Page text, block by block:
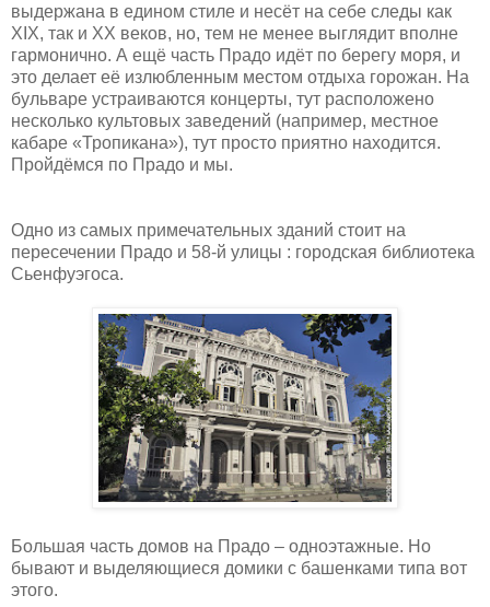
выдержана в едином стиле и несёт на себе следы как
XIX, так и XX веков, но, тем не менее выглядит вполне
гармонично. А ещё часть Прадо идёт по берегу моря, и
это делает её излюбленным местом отдыха горожан. На
бульваре устраиваются концерты, тут расположено
несколько культовых заведений (например, местное
кабаре «Тропикана»), тут просто приятно находится.
Пройдёмся по Прадо и мы.
Одно из самых примечательных зданий стоит на
пересечении Прадо и 58-й улицы : городская библиотека
Сьенфуэгоса.
Большая часть домов на Прадо – одноэтажные. Но
бывают и выделяющиеся домики с башенками типа вот
этого.